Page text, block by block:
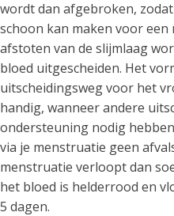
wordt dan afgebroken,
schoon kan maken voor een
afstoten van de slijmlaag
bloed uitgescheiden. Het
uitscheidingsweg voor het
handig, wanneer andere
ondersteuning nodig
via je menstruatie geen
menstruatie verloopt dan
het bloed is helderrood en
5 dagen.